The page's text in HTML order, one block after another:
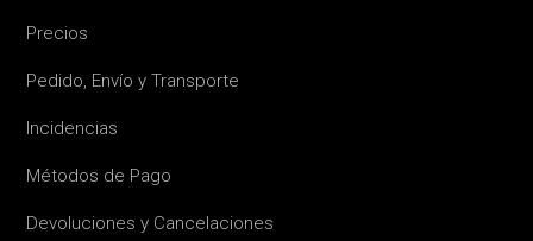
Precios
Pedido, Envío y Transporte
Incidencias
Métodos de Pago
Devoluciones y Cancelaciones